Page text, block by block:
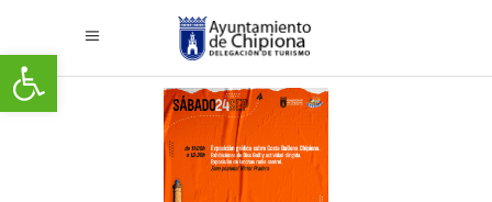
Abrir barra de herramientas